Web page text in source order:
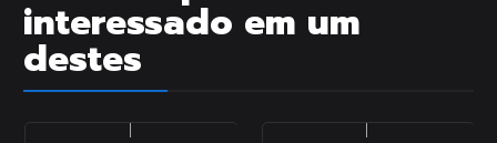
interessado em um
destes